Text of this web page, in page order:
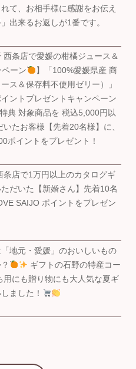
て、お相手様に感謝をお伝え
出来るお返しが1番です。
西条店で愛媛の柑橘ジュース＆
ーン
】「100%愛媛県産 商
ス＆保存料不使用ゼリー）」
ントプレゼントキャンペーン
特典 対象商品を 税込5,000円以
たお客様【先着20名様】に、
ポイントをプレゼント！
条店で1万円以上のカタログギ
だいた【新婚さん】先着10名
SAIJO ポイントをプレゼン
地元・愛媛」のおいしいもの
ギフトの石野の特産コー
用にも贈り物にも大人気な夏ギ
ました！